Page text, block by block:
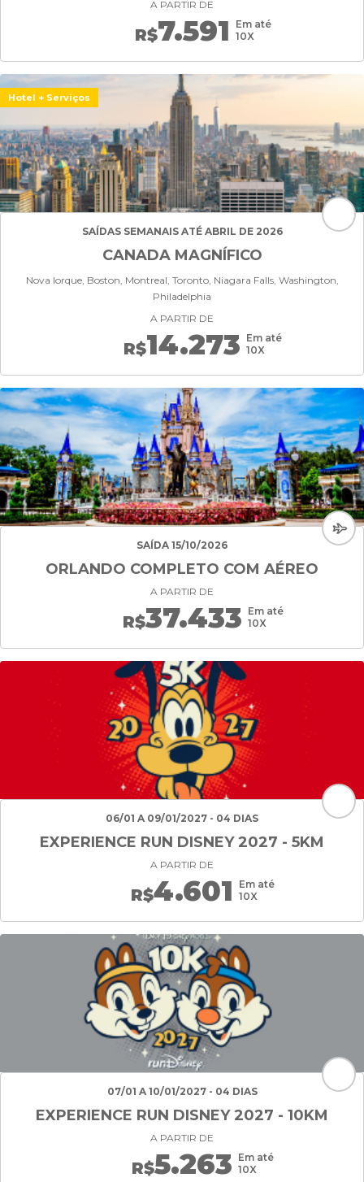
A PARTIR DE
R$7.591
Em até
10X
Hotel + Serviços
SAÍDAS SEMANAIS ATÉ ABRIL DE 2026
CANADA MAGNÍFICO
Nova Iorque, Boston, Montreal, Toronto, Niagara Falls, Washington,
Philadelphia
A PARTIR DE
R$14.273 Em até
10X
SAÍDA 15/10/2026
ORLANDO COMPLETO COM AÉREO
A PARTIR DE
R$37.433 Em até
10X
06/01 A 09/01/2027 - 04 DIAS
EXPERIENCE RUN DISNEY 2027 - 5KM
A PARTIR DE
R$4.601
Em até
10X
07/01 A 10/01/2027 - 04 DIAS
EXPERIENCE RUN DISNEY 2027 - 10KM
A PARTIR DE
R$5.263 Em até
10X